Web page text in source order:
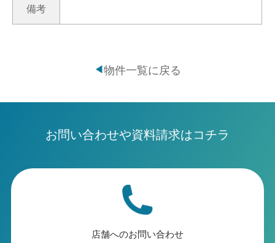
備考
◀物件一覧に戻る
お問い合わせや資料請求はコチラ
店舗へのお問い合わせ